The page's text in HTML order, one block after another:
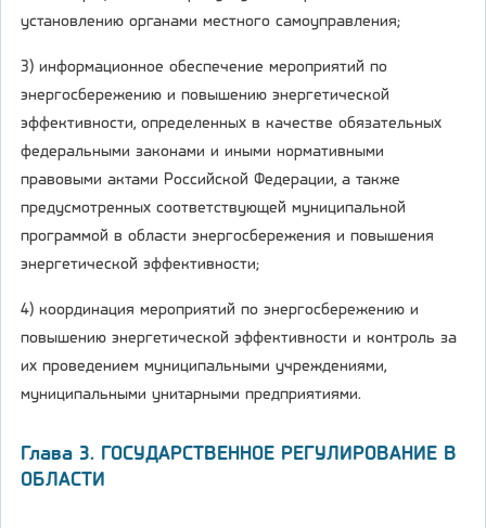
установлению органами местного самоуправления;
3) информационное обеспечение мероприятий по
энергосбережению и повышению энергетической
эффективности, определенных в качестве обязательных
федеральными законами и иными нормативными
правовыми актами Российской Федерации, а также
предусмотренных соответствующей муниципальной
программой в области энергосбережения и повышения
энергетической эффективности;
4) координация мероприятий по энергосбережению и
повышению энергетической эффективности и контроль за
их проведением муниципальными учреждениями,
муниципальными унитарными предприятиями.
Глава 3. ГОСУДАРСТВЕННОЕ РЕГУЛИРОВАНИЕ В
ОБЛАСТИ